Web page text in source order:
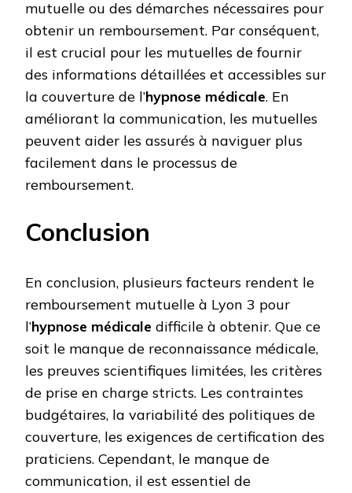
mutuelle ou des démarches nécessaires pour
obtenir un remboursement. Par conséquent,
il est crucial pour les mutuelles de fournir
des informations détaillées et accessibles sur
la couverture de l’hypnose médicale. En
améliorant la communication, les mutuelles
peuvent aider les assurés à naviguer plus
facilement dans le processus de
remboursement.
Conclusion
En conclusion, plusieurs facteurs rendent le
remboursement mutuelle à Lyon 3 pour
l’hypnose médicale difficile à obtenir. Que ce
soit le manque de reconnaissance médicale,
les preuves scientifiques limitées, les critères
de prise en charge stricts. Les contraintes
budgétaires, la variabilité des politiques de
couverture, les exigences de certification des
praticiens. Cependant, le manque de
communication, il est essentiel de